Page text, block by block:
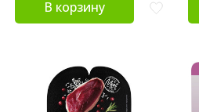
В корзину